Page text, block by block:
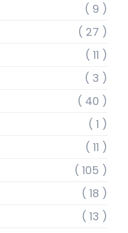
( 9 )
( 27 )
( 11 )
( 3 )
( 40 )
( 1 )
( 11 )
( 105 )
( 18 )
( 13 )